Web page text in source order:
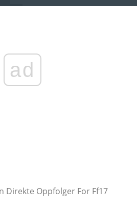
ad
Direkte Oppfolger For Ff17